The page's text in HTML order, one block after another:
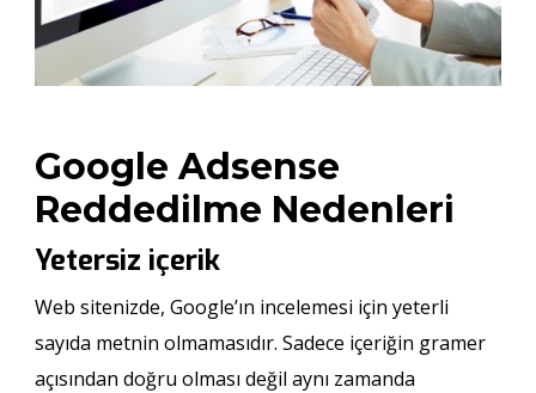
Google Adsense
Reddedilme Nedenleri
Yetersiz içerik
Web sitenizde, Google’ın incelemesi için yeterli
sayıda metnin olmamasıdır. Sadece içeriğin gramer
açısından doğru olması değil aynı zamanda